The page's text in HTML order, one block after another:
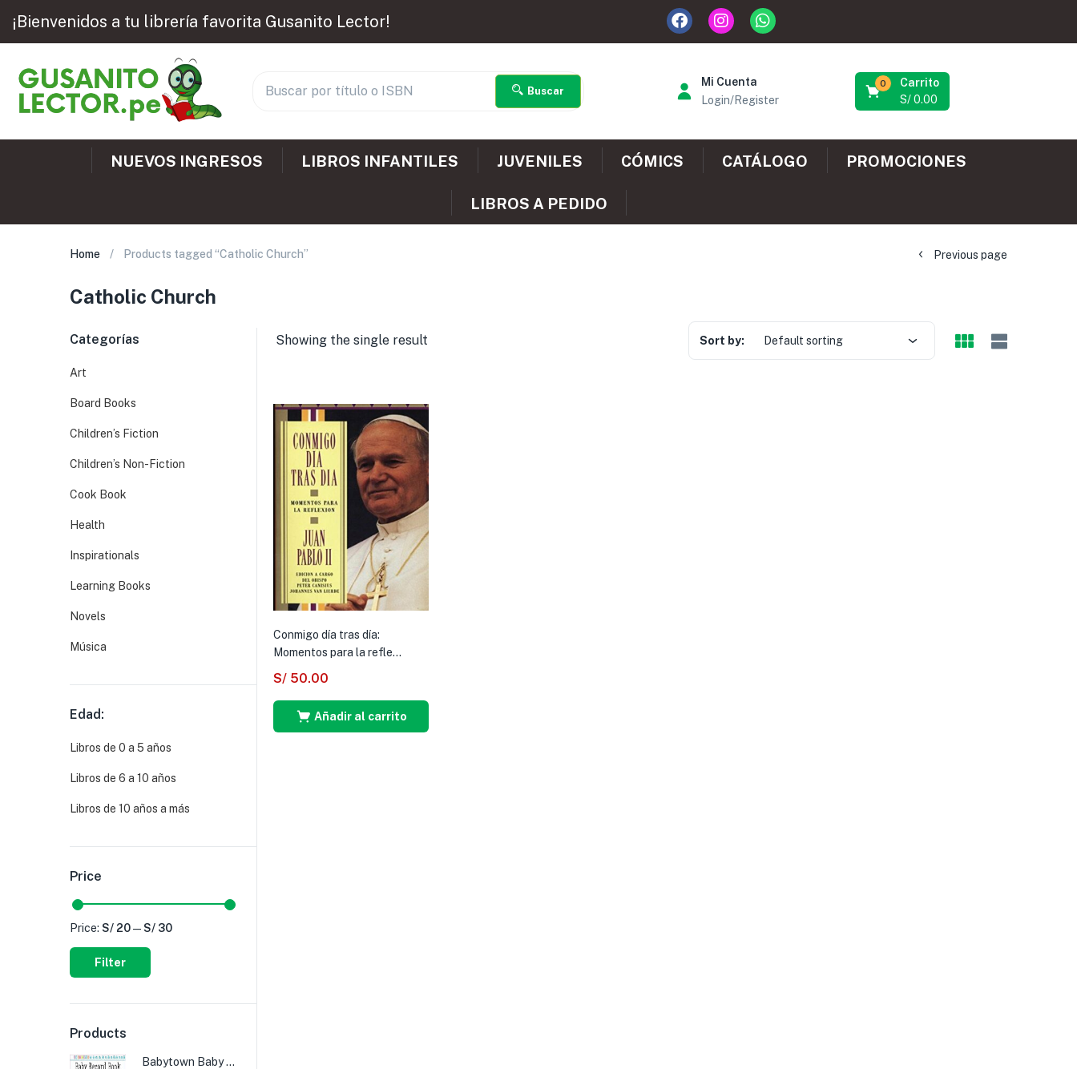
¡Bienvenidos a tu librería favorita Gusanito Lector!
Buscar
Mi Cuenta
Login/Register
Carrito
0
S/0.00
NUEVOS INGRESOS LIBROS INFANTILES JUVENILES CÓMICS CATÁLOGO PROMOCIONES
LIBROS A PEDIDO
Home Products tagged “Catholic Church” Previous page
Catholic Church
Showing the single result Sort by: Default sorting
Conmigo día tras día:
Momentos para la refle...
S/ 50.00
Añadir al carrito
Categorías
Art
Board Books
Children’s Fiction
Children’s Non-Fiction
Cook Book
Health
Inspirationals
Learning Books
Novels
Música
Edad:
Libros de 0 a 5 años
Libros de 6 a 10 años
Libros de 10 años a más
Price
Filter
Price: S/ 20—S/ 30
Products
Babytown Baby Record Book